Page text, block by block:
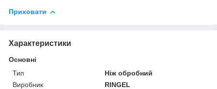
Приховати
Характеристики
Основні
Тип
Ніж обробний
Виробник
RINGEL